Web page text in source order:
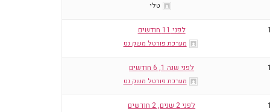
טלי
1 לפני 11 חודשים
מערכת פורטל משק נט
1 לפני שנה 1, 6 חודשים
מערכת פורטל משק נט
1 לפני 2 שנים, 2 חודשים